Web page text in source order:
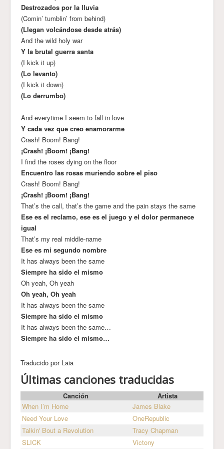
Destrozados por la lluvia
(Comin’ tumblin’ from behind)
(Llegan volcándose desde atrás)
And the wild holy war
Y la brutal guerra santa
(I kick it up)
(Lo levanto)
(I kick it down)
(Lo derrumbo)
And everytime I seem to fall in love
Y cada vez que creo enamorarme
Crash! Boom! Bang!
¡Crash! ¡Boom! ¡Bang!
I find the roses dying on the floor
Encuentro las rosas muriendo sobre el piso
Crash! Boom! Bang!
¡Crash! ¡Boom! ¡Bang!
That’s the call, that’s the game and the pain stays the same
Ese es el reclamo, ese es el juego y el dolor permanece
igual
That’s my real middle-name
Ese es mi segundo nombre
It has always been the same
Siempre ha sido el mismo
Oh yeah, Oh yeah
Oh yeah, Oh yeah
It has always been the same
Siempre ha sido el mismo
It has always been the same…
Siempre ha sido el mismo…
Traducido por Laia
Últimas canciones traducidas
Canción
Artista
When I’m Home
James Blake
Need Your Love
OneRepublic
Talkin' Bout a Revolution
Tracy Chapman
SLICK
Victony